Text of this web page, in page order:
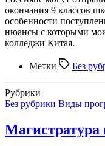
окончания 9 классов
особенности
нюансы с которыми
колледжи Китая.
Метки Без
Рубрики
Без рубрики Виды
Магистратура